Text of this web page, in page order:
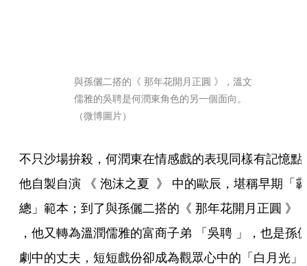
與孫儷二搭的《 那年花開月正圓 》，溫文
儒雅的吳聘是何潤東角色的另一個面向。
（微博圖片）
不只沙場拚殺，何潤東在情感戲的表現同樣有記憶點
他自製自演 《 泡沫之夏  》 中的歐辰，堪稱早期「霸
總」範本；到了與孫儷二搭的《 那年花開月正圓 》
，他又轉為溫潤儒雅的富商子弟 「吳聘 」，也是孫
劇中的丈夫，短短戲份卻成為觀眾心中的「白月光」